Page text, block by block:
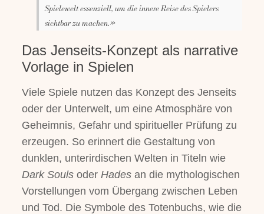
Spielewelt essenziell, um die innere Reise des Spielers
sichtbar zu machen.»
Das Jenseits-Konzept als narrative
Vorlage in Spielen
Viele Spiele nutzen das Konzept des Jenseits
oder der Unterwelt, um eine Atmosphäre von
Geheimnis, Gefahr und spiritueller Prüfung zu
erzeugen. So erinnert die Gestaltung von
dunklen, unterirdischen Welten in Titeln wie
Dark Soulsoder Hadesan die mythologischen
Vorstellungen vom Übergang zwischen Leben
und Tod. Die Symbole des Totenbuchs, wie die